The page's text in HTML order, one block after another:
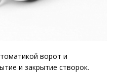
ворот и
и закрытие створок.